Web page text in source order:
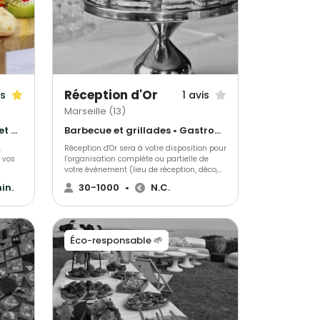
qui rendra votre réception inoubliable.
Gastronomique • Barbecue et grillades • Français Traditionnel
Réception d'Or 1 avis
Marseille (13)
Barbecue et grillades • Gastronomique • Cuisine régionale
Réception d'Or sera à votre disposition pour
l’organisation complète ou partielle de
votre événement (lieu de réception, déco,
logistique, location, animation….).
30-1000 • N.C.
Éco-responsable 🌱